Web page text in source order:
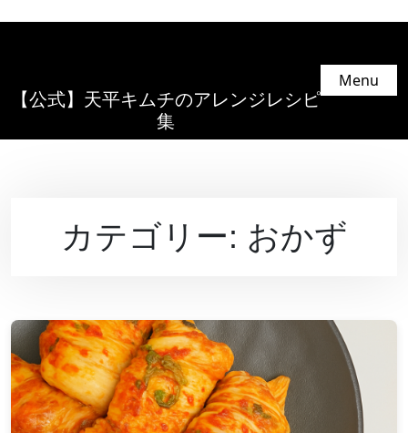
【公式】天平キムチのアレンジレシピ
集
Menu
カテゴリー: おかず